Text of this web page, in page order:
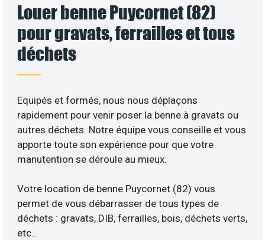
Louer benne Puycornet (82)
pour gravats, ferrailles et tous
déchets
Equipés et formés, nous nous déplaçons
rapidement pour venir poser la benne à gravats ou
autres déchets. Notre équipe vous conseille et vous
apporte toute son expérience pour que votre
manutention se déroule au mieux.
Votre location de benne Puycornet (82) vous
permet de vous débarrasser de tous types de
déchets : gravats, DIB, ferrailles, bois, déchets verts,
etc..